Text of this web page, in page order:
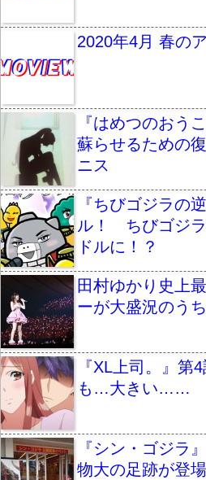
2020年4月 春の
『はめつのおう
蘇らせるための
ニス
『ちびゴジラの
ル！ ちびゴジラ
ドルに！？
田村ゆかり史上
ーが大盛況のう
『XL上司。』第
も…大きい……
『シン・ゴジラ
物大の足跡が登場